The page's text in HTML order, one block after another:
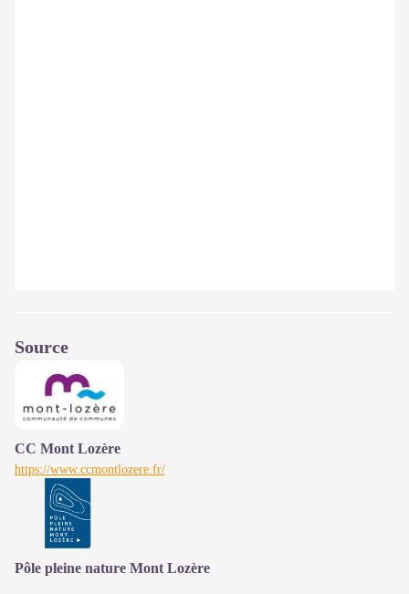
Source
CC Mont Lozère
https://www.ccmontlozere.fr/
Pôle pleine nature Mont Lozère